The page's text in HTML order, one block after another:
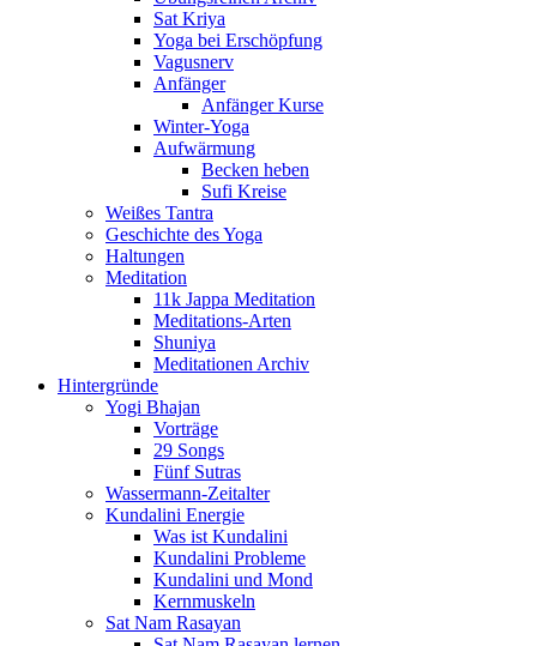
Sat Kriya
Yoga bei Erschöpfung
Vagusnerv
Anfänger
Anfänger Kurse
Winter-Yoga
Aufwärmung
Becken heben
Sufi Kreise
Weißes Tantra
Geschichte des Yoga
Haltungen
Meditation
11k Jappa Meditation
Meditations-Arten
Shuniya
Meditationen Archiv
Hintergründe
Yogi Bhajan
Vorträge
29 Songs
Fünf Sutras
Wassermann-Zeitalter
Kundalini Energie
Was ist Kundalini
Kundalini Probleme
Kundalini und Mond
Kernmuskeln
Sat Nam Rasayan